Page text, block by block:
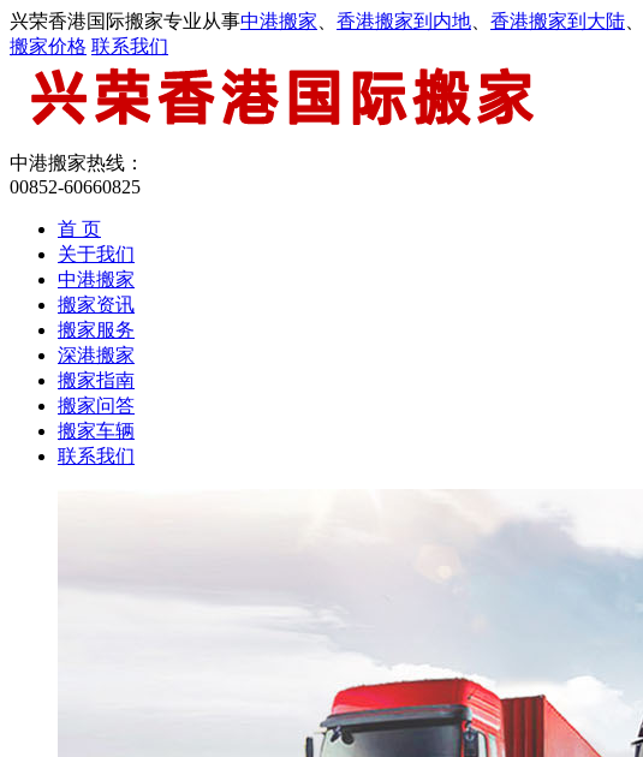
兴荣香港国际搬家专业从事中港搬家 香港搬家到内地 香港搬家到大陆
搬家价格 联系我们
中港搬家热线：
00852-60660825
首 页
关于我们
中港搬家
搬家资讯
搬家服务
深港搬家
搬家指南
搬家问答
搬家车辆
联系我们